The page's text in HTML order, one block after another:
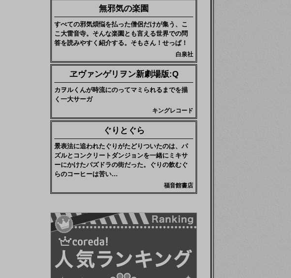
無邪気の楽園
すべての邪気煩悩を払った僧侶だけが集う、こ
こ大雷音寺。そんな楽園とも言える世界での問
答を読みやすく紹介する。そもさん！せっぱ！
白泉社
ヱヴァンゲリヲン新劇場版:Q
カヲルくんが時流にのってマミられるまでを描
く一大サーガ
キングレコード
ぐりとぐら
景表法に追われたぐりがたどりついたのは、パ
ズルとコンクリートダンジョンを一緒にミキサ
ーにかけたパズドラの街だった。ぐりの飲むぐ
らのコーヒーは苦い…
福音館書店